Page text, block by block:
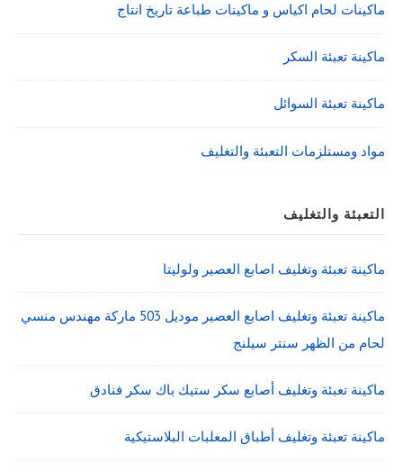
ماكينات لحام اكياس و ماكينات طباعة تاريخ انتاج
ماكينة تعبئة السكر
ماكينة تعبئة السوائل
مواد ومستلزمات التعبئة والتغليف
التعبئة والتغليف
ماكينة تعبئة وتغليف اصابع العصير ولوليتا
ماكينة تعبئة وتغليف اصابع العصير موديل 503 ماركة مهندس منسي
لحام من الظهر سنتر سيلنج
ماكينة تعبئة وتغليف أصابع سكر ستيك باك سكر فنادق
ماكينة تعبئة وتغليف أطباق المعلبات البلاستيكية